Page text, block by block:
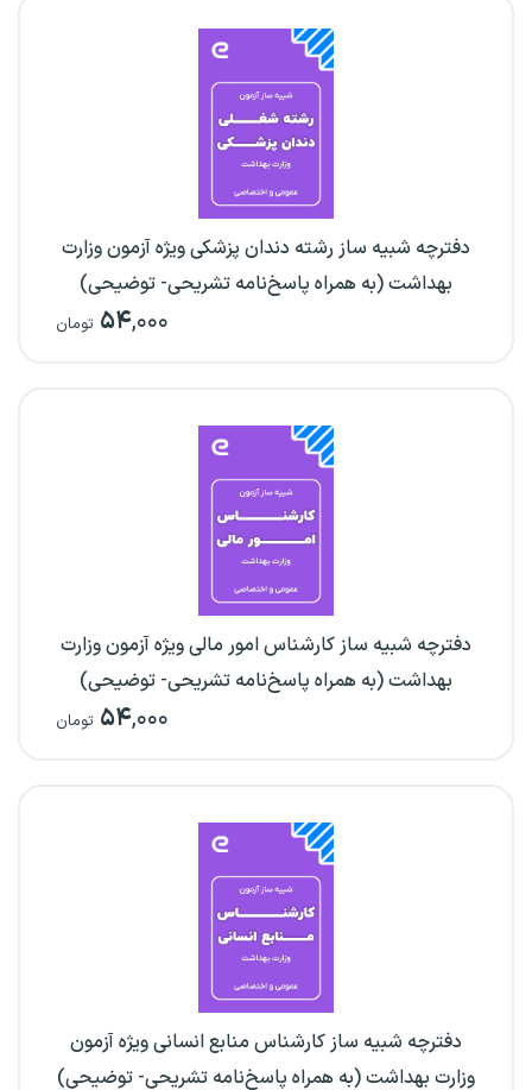
دفترچه شبیه ساز رشته دندان پزشکی ویژه آزمون وزارت
بهداشت (به همراه پاسخ‌نامه تشریحی- توضیحی)
۵۴,۰۰۰ تومان
دفترچه شبیه ساز کارشناس امور مالی ویژه آزمون وزارت
بهداشت (به همراه پاسخ‌نامه تشریحی- توضیحی)
۵۴,۰۰۰ تومان
دفترچه شبیه ساز کارشناس منابع انسانی ویژه آزمون
وزارت بهداشت (به همراه پاسخ‌نامه تشریحی- توضیحی)